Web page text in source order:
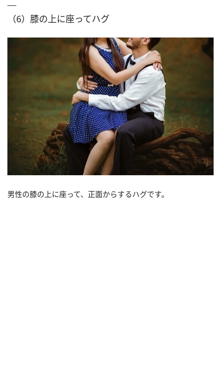
（6）膝の上に座ってハグ
男性の膝の上に座って、正面からするハグです。